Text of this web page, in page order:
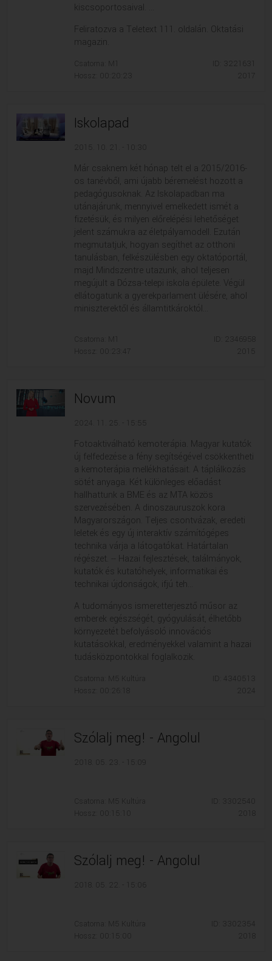
kiscsoportosaival. ...
Feliratozva a Teletext 111. oldalán. Oktatási
magazin.
Csatorna: M1
Hossz: 00:20:23
2017
Iskolapad
Már csaknem két hónap telt el a 2015/2016-
os tanévből, ami újabb béremelést hozott a
pedagógusoknak. Az Iskolapadban ma
utánajárunk, mennyivel emelkedett ismét a
fizetésük, és milyen előrelépési lehetőséget
jelent számukra az életpályamodell. Ezután
megmutatjuk, hogyan segíthet az otthoni
tanulásban, felkészülésben egy oktatóportál,
majd Mindszentre utazunk, ahol teljesen
megújult a Dózsa-telepi iskola épülete. Végül
ellátogatunk a gyerekparlament ülésére, ahol
miniszterektől és államtitkároktól...
Csatorna: M1
Hossz: 00:23:47
ID: 2346958
Novum
2024. 11. 25. - 15:55
Fotoaktiválható kemoterápia. Magyar kutatók
új felfedezése a fény segítségével csökkentheti
a kemoterápia mellékhatásait. A táplálkozás
sötét anyaga. Két különleges előadást
hallhattunk a BME és az MTA közös
szervezésében. A dinoszauruszok kora
Magyarországon. Teljes csontvázak, eredeti
leletek és egy új interaktív számítógépes
technika várja a látogatókat. Határtalan
régészet. -- Hazai fejlesztések, találmányok,
kutatók és kutatóhelyek, informatikai és
technikai újdonságok, ifjú teh...
A tudományos ismeretterjesztő műsor az
emberek egészségét, gyógyulását, élhetőbb
környezetét befolyásoló innovációs
kutatásokkal, eredményekkel valamint a hazai
tudásközpontokkal foglalkozik.
Csatorna: M5 Kultúra
Hossz: 00:26:18
ID: 4340513
2024
Szólalj meg! - Angolul
Csatorna: M5 Kultúra
Hossz: 00:15:10
ID: 3302540
Szólalj meg! - Angolul
Csatorna: M5 Kultúra
Hossz: 00:15:00
ID: 3302354